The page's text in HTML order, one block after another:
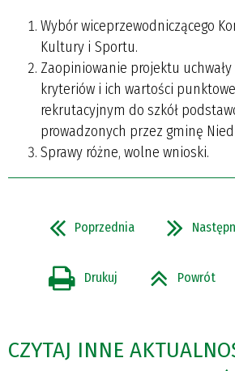
Wybór wiceprzewodniczącego
Kultury i Sportu.
Zaopiniowanie projektu
kryteriów i ich wartości
rekrutacyjnym do szkół
prowadzonych przez gminę
Sprawy różne, wolne wnioski.
Poprzednia
Drukuj Powrót
CZYTAJ INNE